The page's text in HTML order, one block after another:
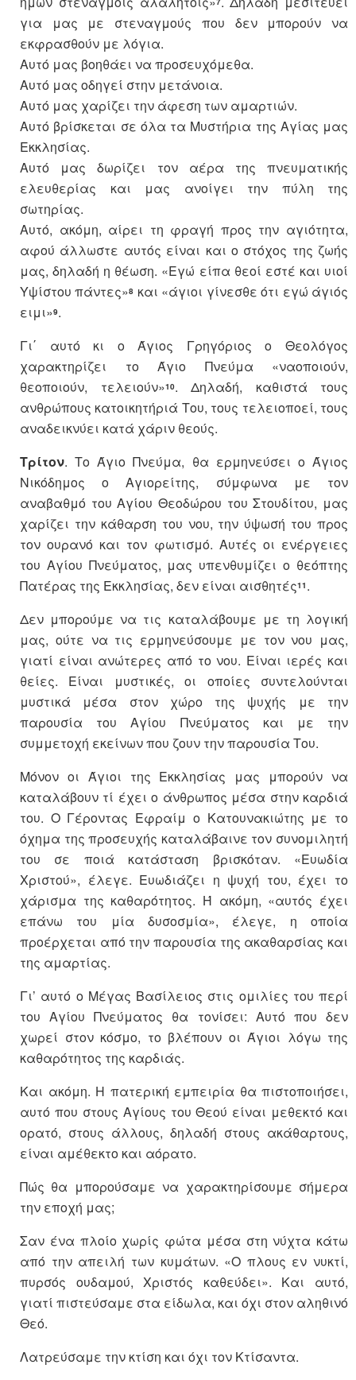
για μας με στεναγμούς που δεν μπορούν να
εκφρασθούν με λόγια.
Αυτό μας βοηθάει να προσευχόμεθα.
Αυτό μας οδηγεί στην μετάνοια.
Αυτό μας χαρίζει την άφεση των αμαρτιών.
Αυτό βρίσκεται σε όλα τα Μυστήρια της Αγίας μας
Εκκλησίας.
Αυτό μας δωρίζει τον αέρα της πνευματικής
ελευθερίας και μας ανοίγει την πύλη της
σωτηρίας.
Αυτό, ακόμη, αίρει τη φραγή προς την αγιότητα,
αφού άλλωστε αυτός είναι και ο στόχος της ζωής
μας, δηλαδή η θέωση. «Εγώ είπα θεοί εστέ και υιοί
Υψίστου πάντες»8 και «άγιοι γίνεσθε ότι εγώ άγιός
ειμι»9.
Γι΄ αυτό κι ο Άγιος Γρηγόριος ο Θεολόγος
χαρακτηρίζει το Άγιο Πνεύμα «ναοποιούν,
θεοποιούν, τελειούν»10. Δηλαδή, καθιστά τους
ανθρώπους κατοικητήριά Του, τους τελειοποεί, τους
αναδεικνύει κατά χάριν θεούς.
Τρίτον. Το Άγιο Πνεύμα, θα ερμηνεύσει ο Άγιος
Νικόδημος ο Αγιορείτης, σύμφωνα με τον
αναβαθμό του Αγίου Θεοδώρου του Στουδίτου, μας
χαρίζει την κάθαρση του νου, την ύψωσή του προς
τον ουρανό και τον φωτισμό. Αυτές οι ενέργειες
του Αγίου Πνεύματος, μας υπενθυμίζει ο θεόπτης
Πατέρας της Εκκλησίας, δεν είναι αισθητές11 .
Δεν μπορούμε να τις καταλάβουμε με τη λογική
μας, ούτε να τις ερμηνεύσουμε με τον νου μας,
γιατί είναι ανώτερες από το νου. Είναι ιερές και
θείες. Είναι μυστικές, οι οποίες συντελούνται
μυστικά μέσα στον χώρο της ψυχής με την
παρουσία του Αγίου Πνεύματος και με την
συμμετοχή εκείνων που ζουν την παρουσία Του.
Μόνον οι Άγιοι της Εκκλησίας μας μπορούν να
καταλάβουν τί έχει ο άνθρωπος μέσα στην καρδιά
του. Ο Γέροντας Εφραίμ ο Κατουνακιώτης με το
όχημα της προσευχής καταλάβαινε τον συνομιλητή
του σε ποιά κατάσταση βρισκόταν. «Ευωδία
Χριστού», έλεγε. Ευωδιάζει η ψυχή του, έχει το
χάρισμα της καθαρότητος. Ή ακόμη, «αυτός έχει
επάνω του μία δυσοσμία», έλεγε, η οποία
προέρχεται από την παρουσία της ακαθαρσίας και
της αμαρτίας.
Γι’ αυτό ο Μέγας Βασίλειος στις ομιλίες του περί
του Αγίου Πνεύματος θα τονίσει: Αυτό που δεν
χωρεί στον κόσμο, το βλέπουν οι Άγιοι λόγω της
καθαρότητος της καρδιάς.
Και ακόμη. Η πατερική εμπειρία θα πιστοποιήσει,
αυτό που στους Αγίους του Θεού είναι μεθεκτό και
ορατό, στους άλλους, δηλαδή στους ακάθαρτους,
είναι αμέθεκτο και αόρατο.
Πώς θα μπορούσαμε να χαρακτηρίσουμε σήμερα
την εποχή μας;
Σαν ένα πλοίο χωρίς φώτα μέσα στη νύχτα κάτω
από την απειλή των κυμάτων. «Ο πλους εν νυκτί,
πυρσός ουδαμού, Χριστός καθεύδει». Και αυτό,
γιατί πιστεύσαμε στα είδωλα, και όχι στον αληθινό
Θεό.
Λατρεύσαμε την κτίση και όχι τον Κτίσαντα.